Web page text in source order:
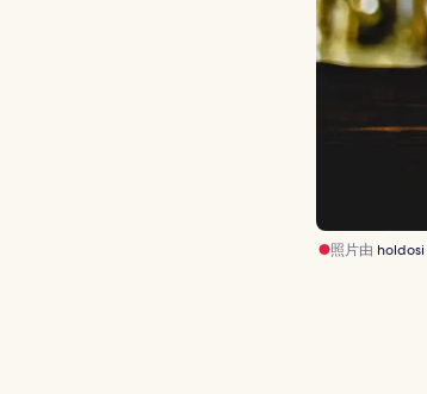
照片由 holdosi